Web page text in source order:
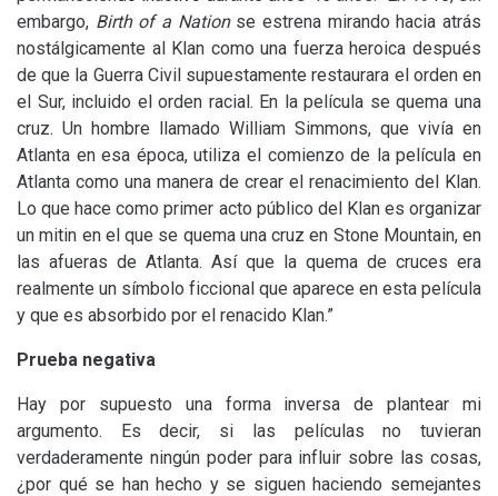
embargo, Birth of a Nationse estrena mirando hacia atrás
nostálgicamente al Klan como una fuerza heroica después
de que la Guerra Civil supuestamente restaurara el orden en
el Sur, incluido el orden racial. En la película se quema una
cruz. Un hombre llamado William Simmons, que vivía en
Atlanta en esa época, utiliza el comienzo de la película en
Atlanta como una manera de crear el renacimiento del Klan.
Lo que hace como primer acto público del Klan es organizar
un mitin en el que se quema una cruz en Stone Mountain, en
las afueras de Atlanta. Así que la quema de cruces era
realmente un símbolo ficcional que aparece en esta película
y que es absorbido por el renacido Klan.”
Prueba negativa
Hay por supuesto una forma inversa de plantear mi
argumento. Es decir, si las películas no tuvieran
verdaderamente ningún poder para influir sobre las cosas,
¿por qué se han hecho y se siguen haciendo semejantes